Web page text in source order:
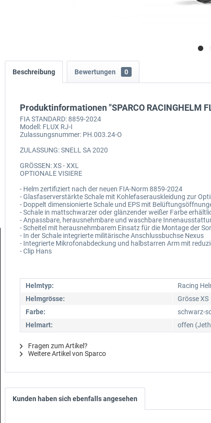
Beschreibung Bewertungen 0
Produktinformationen "SPARCO RACINGHELM
FIA STANDARD: 8859-2024
Modell: FLUX RJ-I
Zulassungsnummer: PH.003.24-O
ZULASSUNG: SNELL SA 2020
GRÖSSEN: XS - XXL
OPTIONALE VISIERE
- Helm zertifiziert nach der neuen FIA-Norm 8859-2024
- Glasfaserverstärkte Schale mit Kohlefaserauskleidung zur
- Doppelt dimensionierte Schale und EPS mit
- Schale in mattschwarzer oder glänzender weißer Farbe
- Anpassbare, herausnehmbare und waschbare
- Scheitel mit herausnehmbarem Einsatz für die Montage der
- In der Schale integrierte militärische Anschlussbuchse Nexus
- Integrierte Mikrofonabdeckung und halbstarren Arm mit
- Clip Hans
Helmtyp:
Racing
Helmgrösse:
Grösse XS
Farbe:
schwarz-
Helmart:
offen
Fragen zum Artikel?
Weitere Artikel von Sparco
Kunden haben sich ebenfalls angesehen